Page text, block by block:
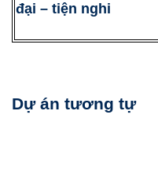
đại – tiện nghi
Dự án tương tự